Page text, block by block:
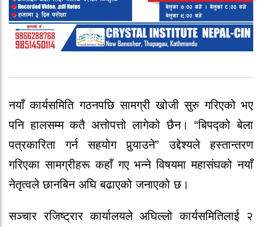
नयाँ कार्यसमिति गठनपछि सामग्री खोजी सुरु गरिएको भए
पनि हालसम्म कतै अत्तोपत्तो लागेको छैन। “बिपद्को बेला
पत्रकारिता गर्न सहयोग पुर्‍याउने” उद्देश्यले हस्तान्तरण
गरिएका सामग्रीहरू कहाँ गए भन्ने विषयमा महासंघको नयाँ
नेतृत्वले छानबिन अघि बढाएको जनाएको छ।
सञ्चार रजिष्ट्रार कार्यालयले अघिल्लो कार्यसमितिलाई २